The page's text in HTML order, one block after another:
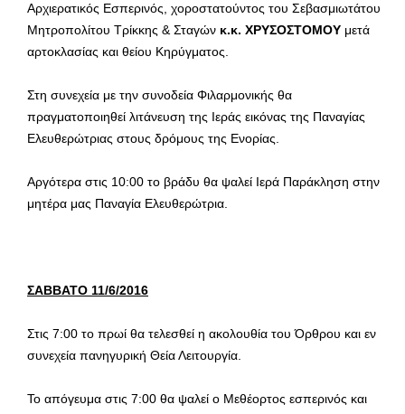
Αρχιερατικός Εσπερινός, χοροστατούντος του Σεβασμιωτάτου
Μητροπολίτου Τρίκκης & Σταγών κ.κ. ΧΡΥΣΟΣΤΟΜΟΥ μετά
αρτοκλασίας και θείου Κηρύγματος.
Στη συνεχεία με την συνοδεία Φιλαρμονικής θα
πραγματοποιηθεί λιτάνευση της Ιεράς εικόνας της Παναγίας
Ελευθερώτριας στους δρόμους της Ενορίας.
Αργότερα στις 10:00 το βράδυ θα ψαλεί Ιερά Παράκληση στην
μητέρα μας Παναγία Ελευθερώτρια.
ΣΑΒΒΑΤΟ 11/6/2016
Στις 7:00 το πρωί θα τελεσθεί η ακολουθία του Όρθρου και εν
συνεχεία πανηγυρική Θεία Λειτουργία.
Το απόγευμα στις 7:00 θα ψαλεί ο Μεθέορτος εσπερινός και